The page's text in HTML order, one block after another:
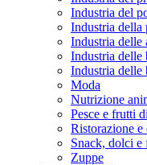
Industria del
Industria
Industria delle
Industria delle
Industria delle
Moda
Nutrizione
Pesce e frutti
Ristorazione e
Snack, dolci e
Zuppe